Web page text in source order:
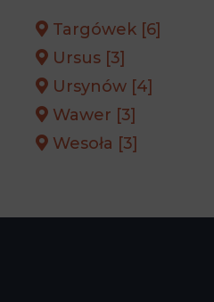
Targówek [6]
Ursus [3]
Ursynów [4]
Wawer [3]
Wesoła [3]